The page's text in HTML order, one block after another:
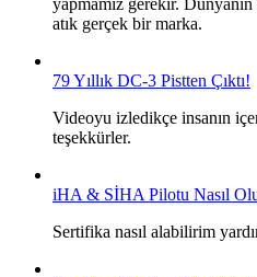
atık gerçek bir marka.
79 Yıllık DC-3 Pistten Çıktı!
Videoyu izledikçe insanın
teşekkürler.
iHA & SİHA Pilotu Nasıl
Sertifika nasıl alabilirim